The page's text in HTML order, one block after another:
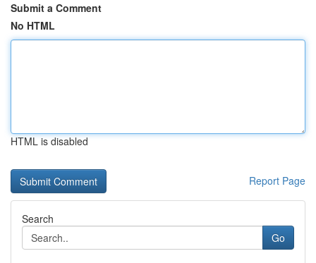
Submit a Comment
No HTML
HTML is disabled
Report Page
Search
Go